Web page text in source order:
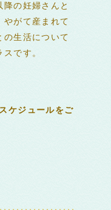
降の妊婦さんと
やがて産まれて
の生活について
です。
ジュールをご